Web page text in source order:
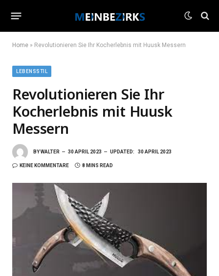
Home » Revolutionieren Sie Ihr Kocherlebnis mit Huusk Messern
LEBENSSTIL
Revolutionieren Sie Ihr
Kocherlebnis mit Huusk
Messern
BYWALTER 30 APRIL 2023 UPDATED: 30 APRIL 2023
KEINE KOMMENTARE 8 MINS READ